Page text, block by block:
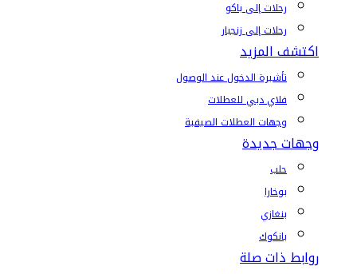
رحلات إلى باكو
رحلات إلى زنجبار
اكتشف المزيد
تأشيرة الدخول عند الوصول
فلاي دبي للعطلات
وجهات العطلات الصيفية
وجهات جديدة
حلب
بوخارا
بنغازي
بانكوك
روابط ذات صلة